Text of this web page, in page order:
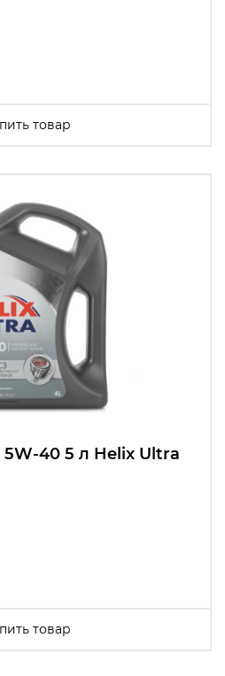
товар
5W-40 5 л Helix Ultra
товар